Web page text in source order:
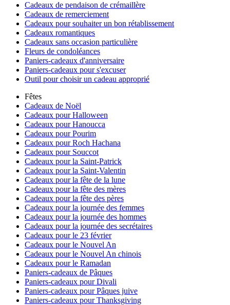
Cadeaux de pendaison de crémaillère
Cadeaux de remerciement
Cadeaux pour souhaiter un bon rétablissement
Cadeaux romantiques
Cadeaux sans occasion particulière
Fleurs de condoléances
Paniers-cadeaux d'anniversaire
Paniers-cadeaux pour s'excuser
Outil pour choisir un cadeau approprié
Fêtes
Cadeaux de Noël
Cadeaux pour Halloween
Cadeaux pour Hanoucca
Cadeaux pour Pourim
Cadeaux pour Roch Hachana
Cadeaux pour Souccot
Cadeaux pour la Saint-Patrick
Cadeaux pour la Saint-Valentin
Cadeaux pour la fête de la lune
Cadeaux pour la fête des mères
Cadeaux pour la fête des pères
Cadeaux pour la journée des femmes
Cadeaux pour la journée des hommes
Cadeaux pour la journée des secrétaires
Cadeaux pour le 23 février
Cadeaux pour le Nouvel An
Cadeaux pour le Nouvel An chinois
Cadeaux pour le Ramadan
Paniers-cadeaux de Pâques
Paniers-cadeaux pour Divali
Paniers-cadeaux pour Pâques juive
Paniers-cadeaux pour Thanksgiving